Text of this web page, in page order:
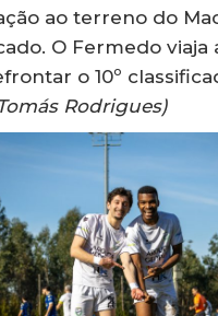
ao terreno do
O Fermedo viaja
o 10º
Rodrigues)